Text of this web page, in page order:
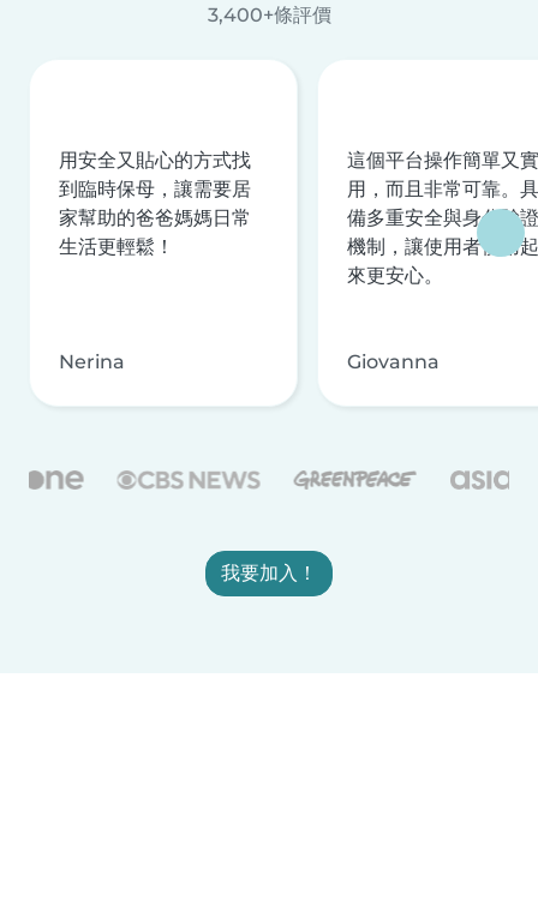
3,400+條評價
用安全又貼心的方式找
到臨時保母，讓需要居
家幫助的爸爸媽媽日常
生活更輕鬆！
Nerina
這個平台操作簡單又實
用，而且非常可靠。具
備多重安全與身分驗證
機制，讓使用者使用起
來更安心。
Giovanna
我要加入！